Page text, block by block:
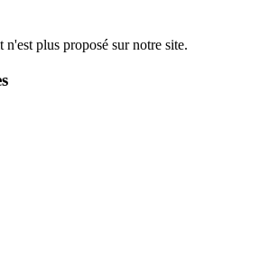
n'est plus proposé sur notre site.